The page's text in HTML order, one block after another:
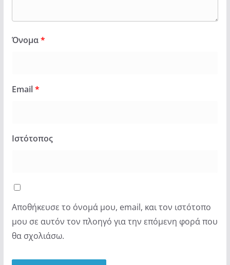
Όνομα*
Email*
Ιστότοπος
Αποθήκευσε το όνομά μου, email, και τον ιστότοπο
μου σε αυτόν τον πλοηγό για την επόμενη φορά που
θα σχολιάσω.